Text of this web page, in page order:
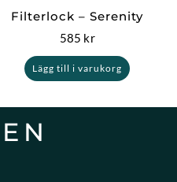
Filterlock – Serenity
585 kr
Lägg till i varukorg